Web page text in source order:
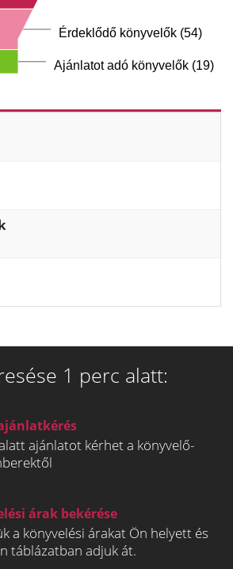
Érdeklődő könyvelők (54)
Ajánlatot adó könyvelők (19)
1 perc alatt:
ajánlatot kérhet a könyvelő-
árak bekérése
a könyvelési árakat Ön helyett és
táblázatban adjuk át.